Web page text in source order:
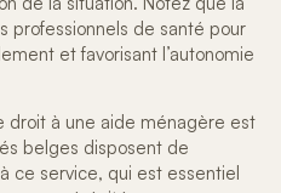
professionnels de santé pour
et favorisant l’autonomie
droit à une aide ménagère est
belges disposent de
ce service, qui est essentiel